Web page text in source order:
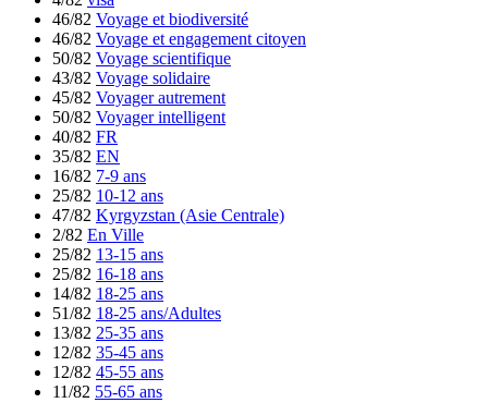
46/82 Voyage et biodiversité
46/82 Voyage et engagement citoyen
50/82 Voyage scientifique
43/82 Voyage solidaire
45/82 Voyager autrement
50/82 Voyager intelligent
40/82 FR
35/82 EN
16/82 7-9 ans
25/82 10-12 ans
47/82 Kyrgyzstan (Asie Centrale)
2/82 En Ville
25/82 13-15 ans
25/82 16-18 ans
14/82 18-25 ans
51/82 18-25 ans/Adultes
13/82 25-35 ans
12/82 35-45 ans
12/82 45-55 ans
11/82 55-65 ans